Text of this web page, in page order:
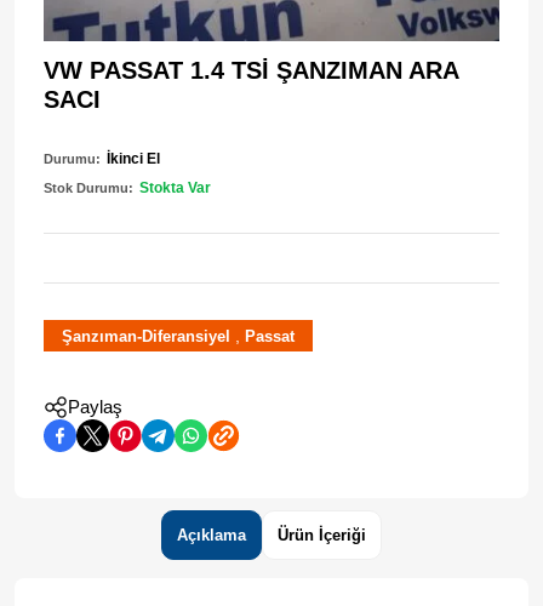
VW PASSAT 1.4 TSİ ŞANZIMAN ARA
SACI
Durumu: İkinci El
Stok Durumu: Stokta Var
Şanzıman-Diferansiyel , Passat
Paylaş
Açıklama Ürün İçeriği